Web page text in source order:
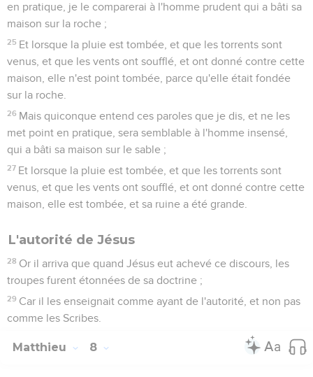
en pratique, je le comparerai à l'homme prudent qui a bâti sa
maison sur la roche ;
25 Et lorsque la pluie est tombée, et que les torrents sont
venus, et que les vents ont soufflé, et ont donné contre cette
maison, elle n'est point tombée, parce qu'elle était fondée
sur la roche.
26 Mais quiconque entend ces paroles que je dis, et ne les
met point en pratique, sera semblable à l'homme insensé,
qui a bâti sa maison sur le sable ;
27 Et lorsque la pluie est tombée, et que les torrents sont
venus, et que les vents ont soufflé, et ont donné contre cette
maison, elle est tombée, et sa ruine a été grande.
L'autorité de Jésus
28 Or il arriva que quand Jésus eut achevé ce discours, les
troupes furent étonnées de sa doctrine ;
29 Car il les enseignait comme ayant de l'autorité, et non pas
comme les Scribes.
Matthieu 8